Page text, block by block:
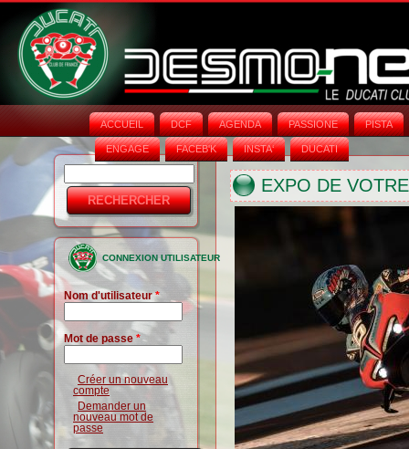
ACCUEIL DCF AGENDA PASSIONE PISTA
ENGAGE FACEB'K INSTA‘ DUCATI
Formulaire
de
recherche
CONNEXION UTILISATEUR
Nom d'utilisateur*
Mot de passe *
Créer un nouveau
compte
Demander un
nouveau mot de
passe
EXPO DE